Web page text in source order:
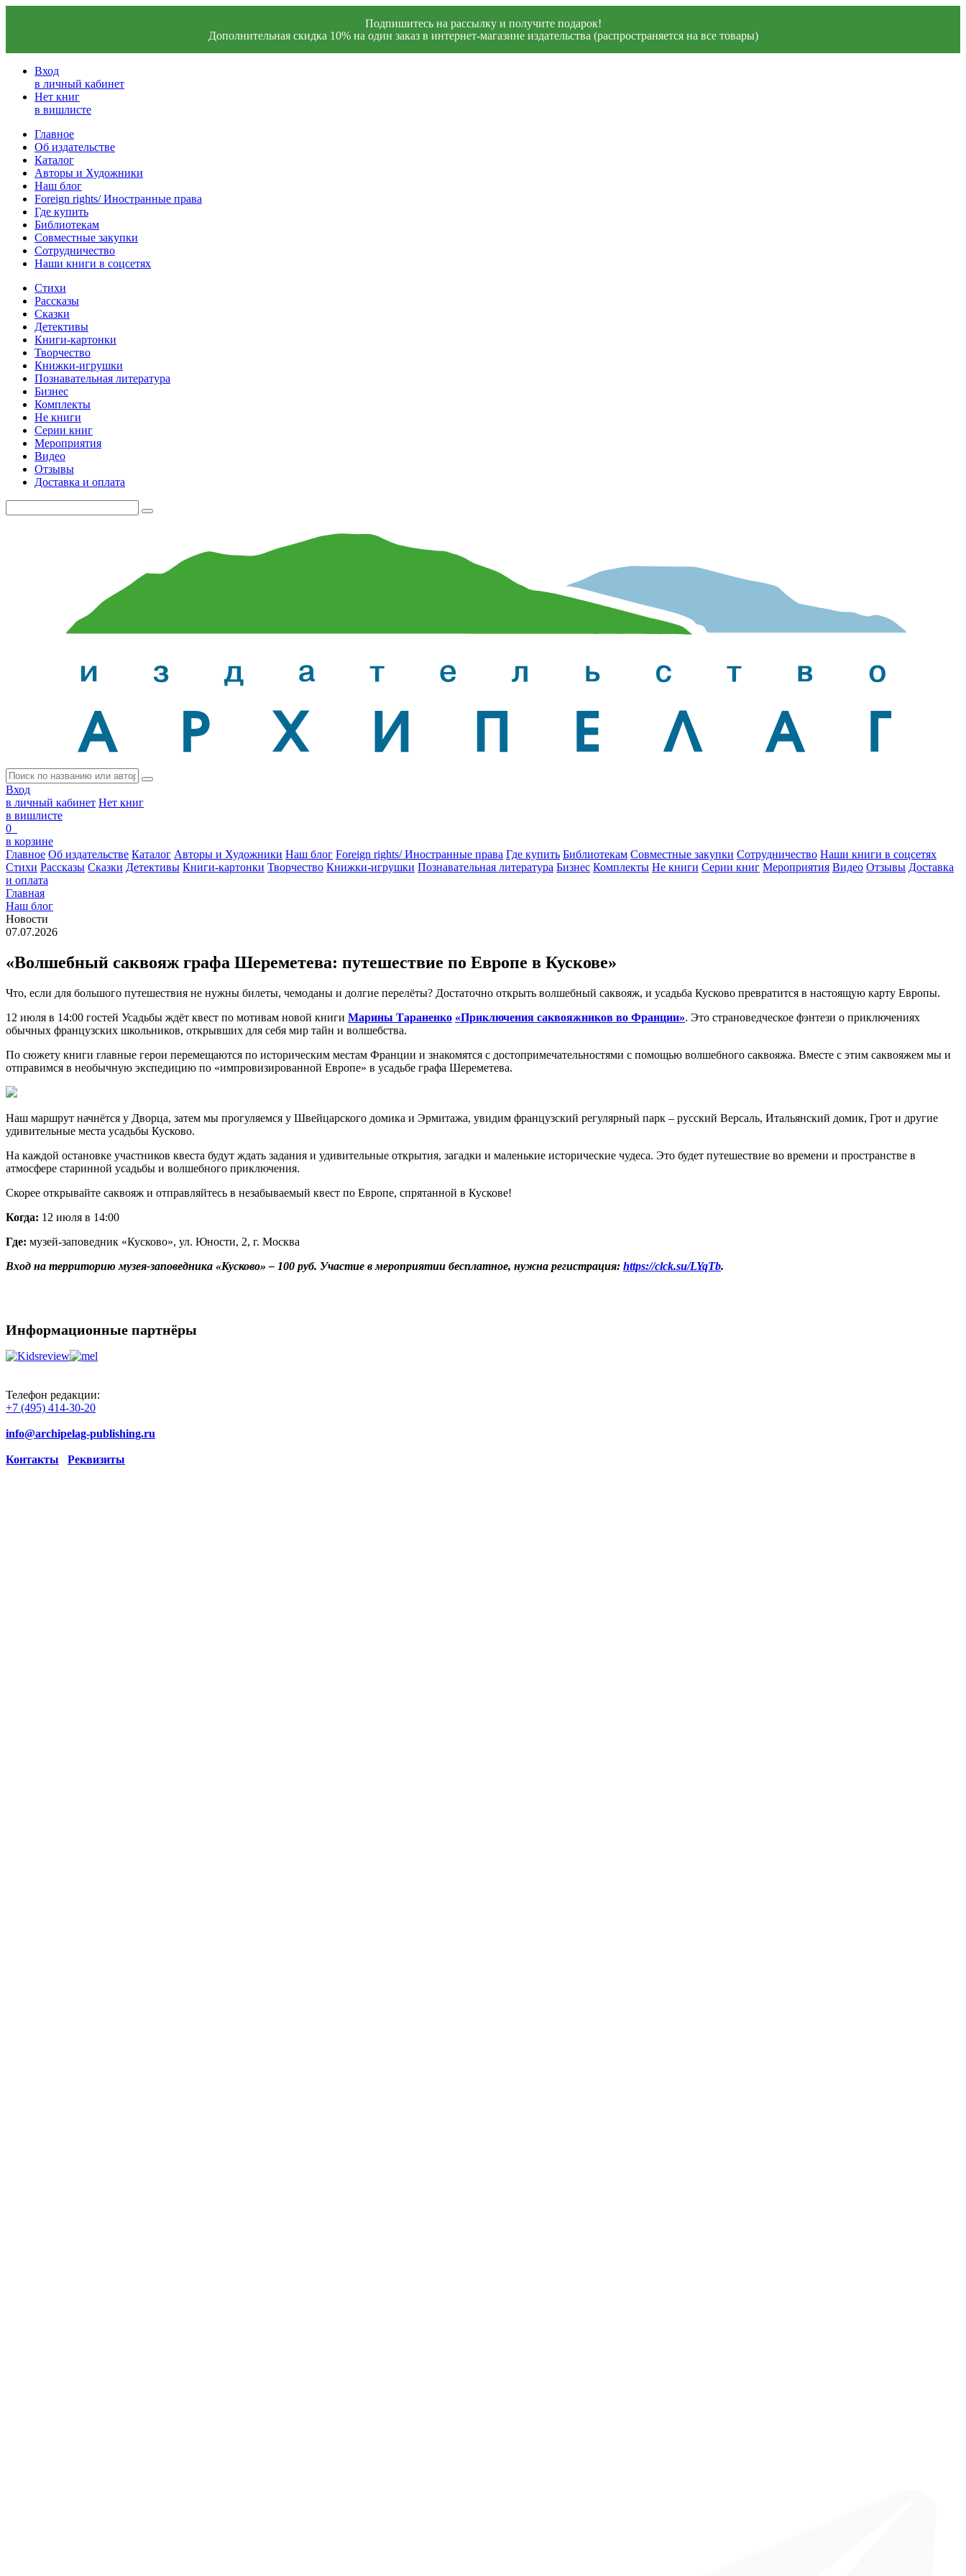
Подпишитесь на рассылку и получите подарок!
Дополнительная скидка 10% на один заказ в интернет-магазине издательства (распространяется на все товары)
Вход
в личный кабинет
Нет книг
в вишлисте
Главное
Об издательстве
Каталог
Авторы и Художники
Наш блог
Foreign rights/ Иностранные права
Где купить
Библиотекам
Совместные закупки
Сотрудничество
Наши книги в соцсетях
Стихи
Рассказы
Сказки
Детективы
Книги-картонки
Творчество
Книжки-игрушки
Познавательная литература
Бизнес
Комплекты
Не книги
Серии книг
Мероприятия
Видео
Отзывы
Доставка и оплата
Вход
в личный кабинет Нет книг
в вишлисте
0
в корзине
Главное Об издательстве Каталог Авторы и Художники Наш блог Foreign rights/ Иностранные права Где купить Библиотекам Совместные закупки Сотрудничество Наши книги в соцсетях
Стихи Рассказы Сказки Детективы Книги-картонки Творчество Книжки-игрушки Познавательная литература Бизнес Комплекты Не книги Серии книг Мероприятия Видео Отзывы Доставка
и оплата
Главная
Наш блог
Новости
07.07.2026
«Волшебный саквояж графа Шереметева: путешествие по Европе в Кускове»
Что, если для большого путешествия не нужны билеты, чемоданы и долгие перелёты? Достаточно открыть волшебный саквояж, и усадьба Кусково превратится в настоящую карту Европы.
12 июля в 14:00 гостей Усадьбы ждёт квест по мотивам новой книги Марины Тараненко «Приключения саквояжников во Франции». Это страноведческое фэнтези о приключениях
обычных французских школьников, открывших для себя мир тайн и волшебства.
По сюжету книги главные герои перемещаются по историческим местам Франции и знакомятся с достопримечательностями с помощью волшебного саквояжа. Вместе с этим саквояжем мы и
отправимся в необычную экспедицию по «импровизированной Европе» в усадьбе графа Шереметева.
Наш маршрут начнётся у Дворца, затем мы прогуляемся у Швейцарского домика и Эрмитажа, увидим французский регулярный парк – русский Версаль, Итальянский домик, Грот и другие
удивительные места усадьбы Кусково.
На каждой остановке участников квеста будут ждать задания и удивительные открытия, загадки и маленькие исторические чудеса. Это будет путешествие во времени и пространстве в
атмосфере старинной усадьбы и волшебного приключения.
Скорее открывайте саквояж и отправляйтесь в незабываемый квест по Европе, спрятанной в Кускове!
Когда: 12 июля в 14:00
Где: музей-заповедник «Кусково», ул. Юности, 2, г. Москва
Вход на территорию музея-заповедника «Кусково» – 100 руб. Участие в мероприятии бесплатное, нужна регистрация: https://clck.su/LYqTb.
Информационные партнёры
Телефон редакции:
+7 (495) 414-30-20
info@archipelag-publishing.ru
Контакты Реквизиты